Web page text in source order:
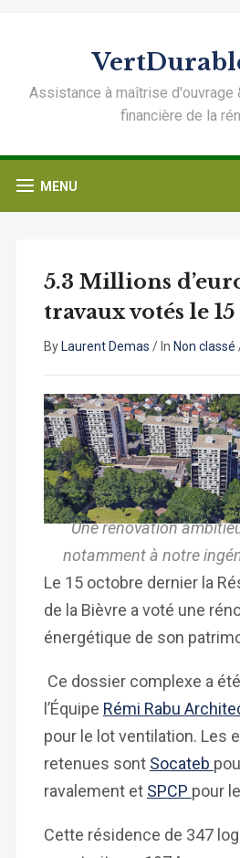
Assistance à maîtrise d'ouvrage
financière de la
MENU
5.3 Millions
travaux votés le
By Laurent Demas / In Non classé
Une rénovation
notamment à notre
Le 15 octobre dernier la
de la Bièvre a voté une
énergétique de son
Ce dossier complexe a
l’Équipe Rémi Rabu
pour le lot ventilation. Les
retenues sont Socateb
ravalement et SPCP pour
Cette résidence de 347